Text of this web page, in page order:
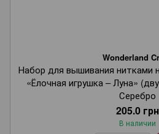
Wonderland
Набор для вышивания нитками
«Ёлочная игрушка – Луна»
Серебро
205.0 грн
В наличии